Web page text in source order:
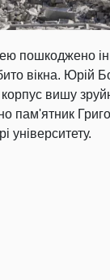
пошкоджено
вікна. Юрій
вишу
пам'ятник
університету.